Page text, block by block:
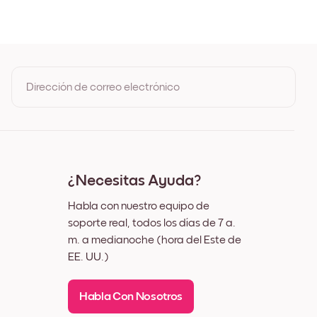
Dirección de correo electrónico
¿Necesitas Ayuda?
Habla con nuestro equipo de
soporte real, todos los días de 7 a.
m. a medianoche (hora del Este de
EE. UU.)
Habla Con Nosotros